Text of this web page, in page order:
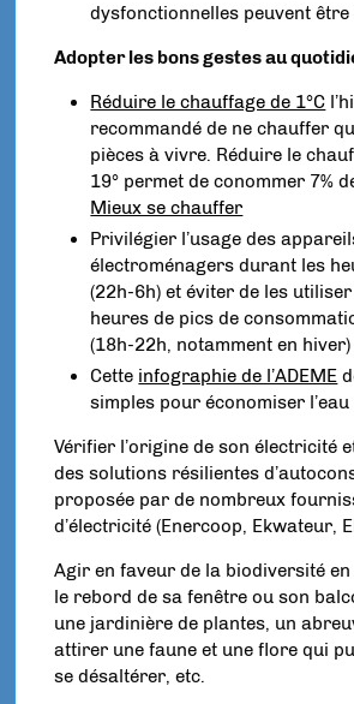
dysfonctionnelles peuvent être
Adopter les bons gestes au
Réduire le chauffage de 1°C
recommandé de ne chauffer
pièces à vivre. Réduire le
19° permet de conommer 7%
Mieux se chauffer
Privilégier l’usage des
électroménagers durant les
(22h-6h) et éviter de les
heures de pics de
(18h-22h, notamment en hiver)
Cette infographie de l’ADEME
simples pour économiser l’eau
Vérifier l’origine de son électricité
des solutions résilientes
proposée par de nombreux
d’électricité (Enercoop, Ekwateur,
Agir en faveur de la biodiversité
le rebord de sa fenêtre ou son
une jardinière de plantes, un
attirer une faune et une flore qui
se désaltérer, etc.